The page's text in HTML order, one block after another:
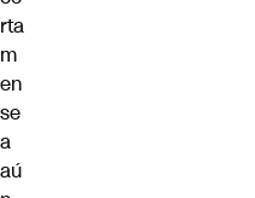
rta
m
en
se
a
aú